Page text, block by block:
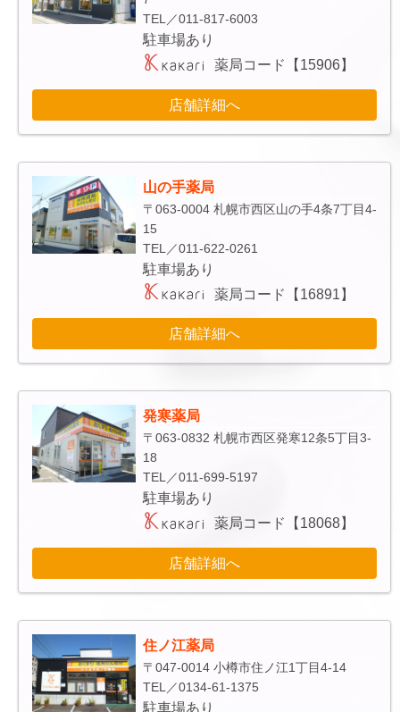
TEL／011-817-6003
駐車場あり
薬局コード【15906】
店舗詳細へ
山の手薬局
〒063-0004 札幌市西区山の手4条7丁目4-
15
TEL／011-622-0261
駐車場あり
薬局コード【16891】
店舗詳細へ
発寒薬局
〒063-0832 札幌市西区発寒12条5丁目3-
18
TEL／011-699-5197
駐車場あり
薬局コード【18068】
店舗詳細へ
住ノ江薬局
〒047-0014 小樽市住ノ江1丁目4-14
TEL／0134-61-1375
駐車場あり